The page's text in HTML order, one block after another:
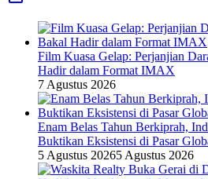
Film Kuasa Gelap: Perjanjian
Hadir dalam Format IMAX
7 Agustus 2026
Enam Belas Tahun Berkiprah,
Buktikan Eksistensi di Pasar
5 Agustus 20265 Agustus 2026